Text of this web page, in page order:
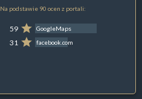
Na podstawie 90 ocen z portali:
59 GoogleMaps
31 facebook.com